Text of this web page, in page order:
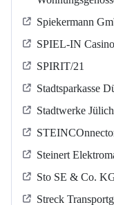
Spiekermann
SPIEL-IN
SPIRIT/21
Stadtsparkasse
Stadtwerke
Steinert
Sto SE & Co.
Streck